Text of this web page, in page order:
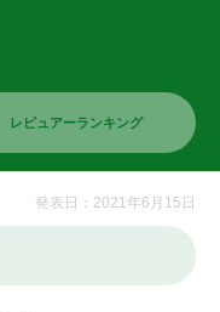
レビュアーランキング
発表日：2021年6月15日